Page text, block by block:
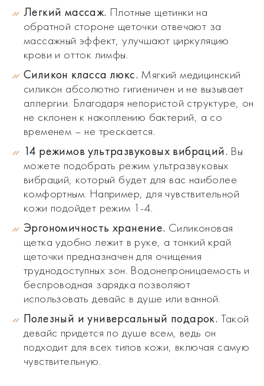
Легкий массаж. Плотные щетинки на
обратной стороне щеточки отвечают за
массажный эффект, улучшают циркуляцию
крови и отток лимфы.
Силикон класса люкс. Мягкий медицинский
силикон абсолютно гигиеничен и не вызывает
аллергии. Благодаря непористой структуре, он
не склонен к накоплению бактерий, а со
временем – не трескается.
14 режимов ультразвуковых вибраций. Вы
можете подобрать режим ультразвуковых
вибраций, который будет для вас наиболее
комфортным. Например, для чувствительной
кожи подойдет режим 1-4.
Эргономичность хранение. Силиконовая
щетка удобно лежит в руке, а тонкий край
щеточки предназначен для очищения
труднодоступных зон. Водонепроницаемость и
беспроводная зарядка позволяют
использовать девайс в душе или ванной.
Полезный и универсальный подарок. Такой
девайс придется по душе всем, ведь он
подходит для всех типов кожи, включая самую
чувствительную.